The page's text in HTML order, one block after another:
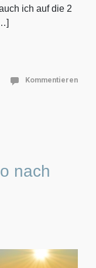
ich auf die 2
Kommentieren
nach